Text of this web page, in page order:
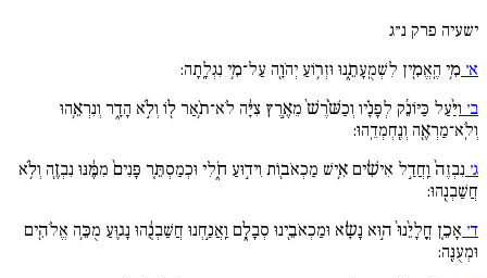
ישעיה פרק נ״ג
א׳ מִ֥י הֶֽאֱמִ֖ין לִשְׁמֻֽעָתֵ֑נוּ וּזְר֥וֹעַ יְהֹוָ֖ה עַל־מִ֥י נִגְלָֽתָה:
ב׳ וַיַּ֨עַל כַּיּוֹנֵ֜ק לְפָנָ֗יו וְכַשֹּׁ֙רֶשׁ֙ מֵאֶ֣רֶץ צִיָּ֔ה לֹא־תֹ֥אַר ל֖וֹ וְלֹ֣א הָדָ֑ר וְנִרְאֵ֥הוּ
וְלֹֽא־מַרְאֶ֖ה וְנֶֽחְמְדֵֽהוּ:
ג׳ נִבְזֶה֙ וַֽחֲדַ֣ל אִישִׁ֔ים אִ֥ישׁ מַכְאֹב֖וֹת וִיד֣וּעַ חֹ֑לִי וּכְמַסְתֵּ֚ר פָּנִים֙ מִמֶּ֔נּוּ נִבְזֶ֖ה וְלֹ֥א
חֲשַׁבְנֻֽהוּ:
ד׳ אָכֵ֚ן חֳלָיֵ֙נוּ֙ ה֣וּא נָשָׂ֔א וּמַכְאֹבֵ֖ינוּ סְבָלָ֑ם וַֽאֲנַ֣חְנוּ חֲשַׁבְנֻ֔הוּ נָג֛וּעַ מֻכֵּ֥ה אֱלֹהִ֖ים
וּמְעֻנֶּֽה: